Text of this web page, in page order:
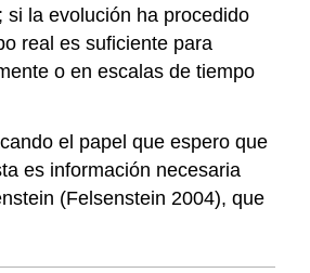
la evolución ha procedido
real es suficiente para
o en escalas de tiempo
el papel que espero que
es información necesaria
(Felsenstein 2004), que